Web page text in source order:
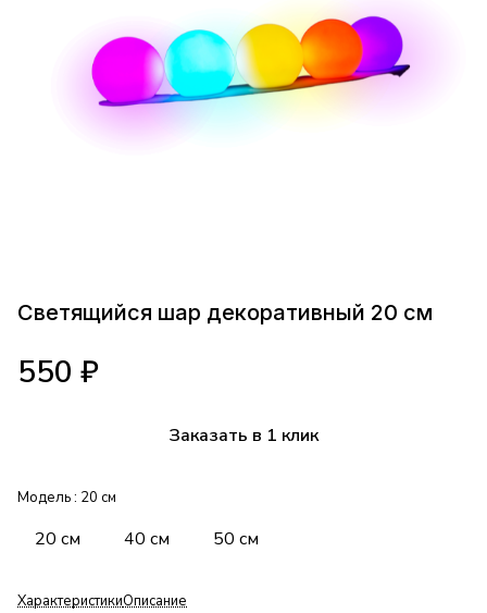
Светящийся шар декоративный 20 см
550 ₽
Заказать в 1 клик
Модель : 20 см
20 см 40 см 50 см
ХарактеристикиОписание